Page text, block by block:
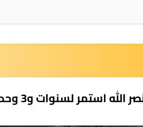
وسائل